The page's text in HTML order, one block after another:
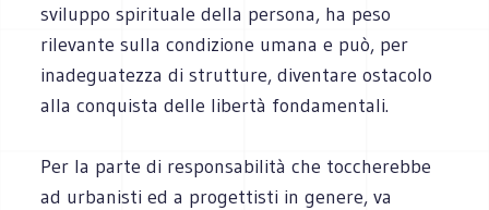
sviluppo spirituale della persona, ha peso
rilevante sulla condizione umana e può, per
inadeguatezza di strutture, diventare ostacolo
alla conquista delle libertà fondamentali.
Per la parte di responsabilità che toccherebbe
ad urbanisti ed a progettisti in genere, va